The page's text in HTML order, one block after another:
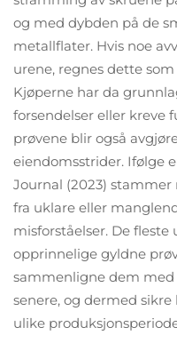
og med dybden på de
metallflater. Hvis noe
urene, regnes dette
Kjøperne har da
forsendelser eller kreve
prøvene blir også
eiendomsstrider. Ifølge
Journal (2023)
fra uklare eller
misforståelser. De
opprinnelige gyldne
sammenligne dem
senere, og dermed
ulike